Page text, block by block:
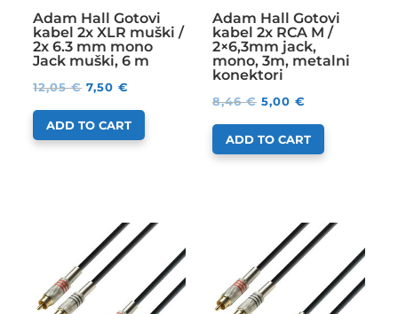
Adam Hall Gotovi
kabel 2x XLR muški /
2x 6.3 mm mono
Jack muški, 6 m
12,05€ 7,50€
ADD TO CART
Adam Hall Gotovi
kabel 2x RCA M /
2×6,3mm jack,
mono, 3m, metalni
konektori
8,46€ 5,00 €
ADD TO CART